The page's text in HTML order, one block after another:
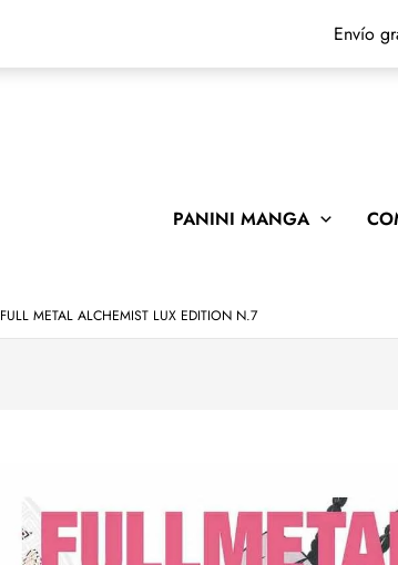
Envío
PANINI MANGA
FULL METAL ALCHEMIST LUX EDITION N.7